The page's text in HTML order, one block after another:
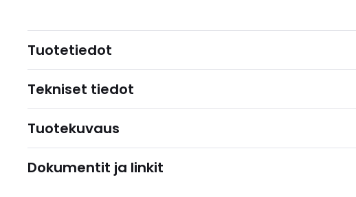
Tuotetiedot
Tekniset tiedot
Tuotekuvaus
Dokumentit ja linkit